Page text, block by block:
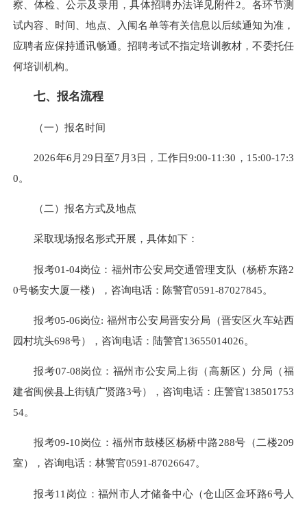
察、体检、公示及录用，具体招聘办法详见附件2。各环节测
试内容、时间、地点、入闱名单等有关信息以后续通知为准，
应聘者应保持通讯畅通。招聘考试不指定培训教材，不委托任
何培训机构。
七、报名流程
（一）报名时间
2026年6月29日至7月3日，工作日9:00-11:30，15:00-17:3
0。
（二）报名方式及地点
采取现场报名形式开展，具体如下：
报考01-04岗位：福州市公安局交通管理支队（杨桥东路2
0号畅安大厦一楼），咨询电话：陈警官0591-87027845。
报考05-06岗位: 福州市公安局晋安分局（晋安区火车站西
园村坑头698号），咨询电话：陆警官13655014026。
报考07-08岗位：福州市公安局上街（高新区）分局（福
建省闽侯县上街镇广贤路3号），咨询电话：庄警官138501753
54。
报考09-10岗位：福州市鼓楼区杨桥中路288号（二楼209
室），咨询电话：林警官0591-87026647。
报考11岗位：福州市人才储备中心（仓山区金环路6号人